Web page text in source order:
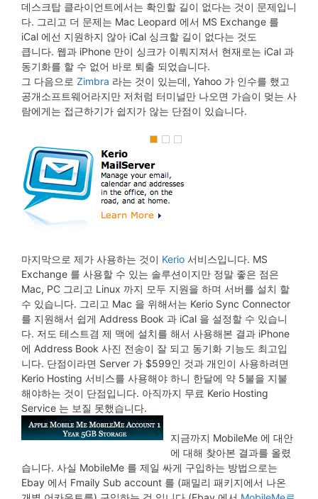
데스크탑 클라이언트에서는 확인할 길이 없다는 것이 문제입니
다. 그리고 더 문제는 Mac Leopard 에서 MS Exchange 를
iCal 에선 지원하지 않아 iCal 싱크할 길이 없다는 것도
큽니다. 웹과 iPhone 만이 싱크가 이뤄지져서 현재로는 iCal 과
동기화를 할 수 없어 바로 퇴출 되었습니다.
그 다음으로 Zimbra 라는 것이 있는데, Yahoo 가 인수를 했고
공개소프트웨어라지만 저처럼 터미널만 나오면 가슴이 멎는 사
람에게는 접근하기가 쉽지가 않는 단점이 있습니다.
마지막으로 제가 사용하는 것이 Kerio 서비스입니다. MS
Exchange 를 사용할 수 있는 솔루션이지만 정말 좋은 점은
Mac, PC 그리고 Linux 까지 모두 지원을 하며 서버를 설치 할
수 있습니다. 그리고 Mac 을 위해서는 Kerio Sync Connector
를 지원해서 쉽게 Address Book 과 iCal 을 설정할 수 있습니
다. 저도 테스트겸 제 맥에 설치를 해서 사용해본 결과 iPhone
에 Address Book 사진 전송이 잘 되고 동기화 기능도 최고입
니다. 단점이라면 Server 가 $599인 것과 개인이 사용하려면
Kerio Hosting 서비스를 사용해야 하니 한달에 약 5불을 지불
해야하는 것이 단점입니다. 아직까지 무료 Kerio Hosting
Service 는 보질 못했습니다.
지금까지 MobileMe 에 대안
에 대해 찾아본 결과를 올렸
습니다. 사실 MobileMe 를 제일 싸게 구입하는 방법으로는
Ebay 에서 Fmaily Sub account 를 (패밀리 패키지에서 나온